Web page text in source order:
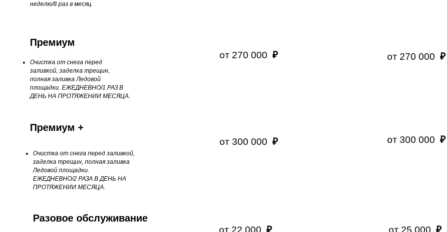
неделю/8 раз в месяц.
Премиум
Очистка от снега перед
заливкой, заделка трещин,
полная заливка Ледовой
площадки. ЕЖЕДНЕВНО/1 РАЗ В
ДЕНЬ НА ПРОТЯЖЕНИИ МЕСЯЦА.
Премиум +
Очистка от снега перед заливкой,
заделка трещин, полная заливка
Ледовой площадки.
ЕЖЕДНЕВНО/2 РАЗА В ДЕНЬ НА
ПРОТЯЖЕНИИ МЕСЯЦА.
Разовое обслуживание
от 270 000₽
от 300 000₽
от 22 000₽
от 270 000₽
от 300 000₽
от 25 000₽